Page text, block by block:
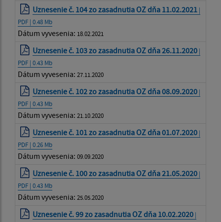
Uznesenie č. 104 zo zasadnutia OZ dňa 11.02.2021 |
PDF | 0.48 Mb
Dátum vyvesenia: 18.02.2021
Uznesenie č. 103 zo zasadnutia OZ dňa 26.11.2020 |
PDF | 0.43 Mb
Dátum vyvesenia: 27.11.2020
Uznesenie č. 102 zo zasadnutia OZ dňa 08.09.2020 |
PDF | 0.43 Mb
Dátum vyvesenia: 21.10.2020
Uznesenie č. 101 zo zasadnutia OZ dňa 01.07.2020 |
PDF | 0.26 Mb
Dátum vyvesenia: 09.09.2020
Uznesenie č. 100 zo zasadnutia OZ dňa 21.05.2020 |
PDF | 0.43 Mb
Dátum vyvesenia: 25.05.2020
Uznesenie č. 99 zo zasadnutia OZ dňa 10.02.2020 |